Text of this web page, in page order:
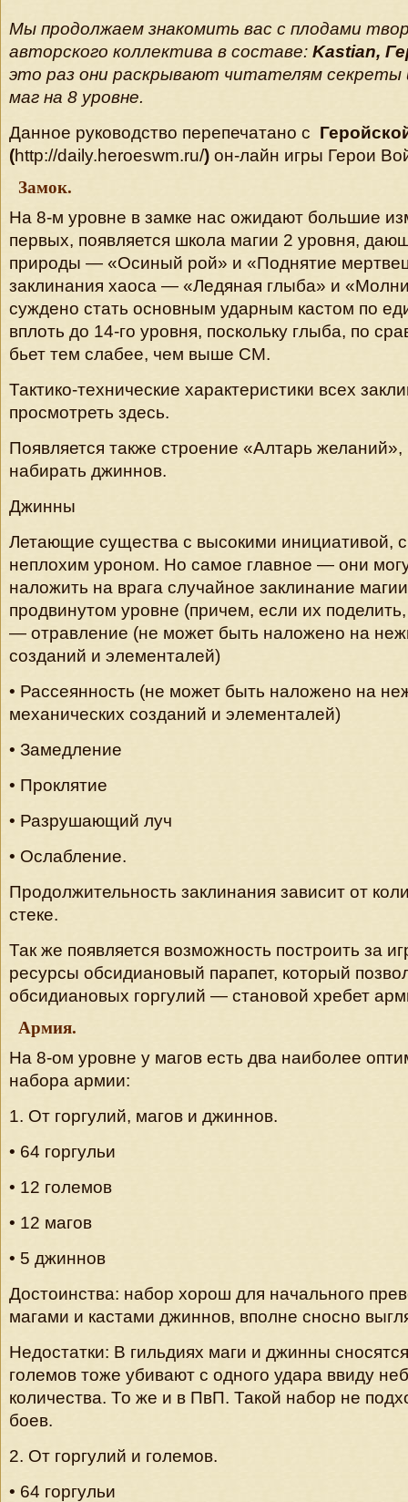
Мы продолжаем знакомить вас с плодами
авторского коллектива в составе: Kastian,
это раз они раскрывают читателям секреты
маг на 8 уровне.
Данное руководство перепечатано с
(http://daily.heroeswm.ru/) он-лайн игры Герои
Замок.
На 8-м уровне в замке нас ожидают большие
первых, появляется школа магии 2 уровня,
природы — «Осиный рой» и «Поднятие
заклинания хаоса — «Ледяная глыба» и
суждено стать основным ударным кастом по
вплоть до 14-го уровня, поскольку глыба, по
бьет тем слабее, чем выше СМ.
Тактико-технические характеристики всех
просмотреть здесь.
Появляется также строение «Алтарь
набирать джиннов.
Джинны
Летающие существа с высокими инициативой,
неплохим уроном. Но самое главное — они
наложить на врага случайное заклинание
продвинутом уровне (причем, если их
— отравление (не может быть наложено на
созданий и элементалей)
• Рассеянность (не может быть наложено на
механических созданий и элементалей)
• Замедление
• Проклятие
• Разрушающий луч
• Ослабление.
Продолжительность заклинания зависит от
стеке.
Так же появляется возможность построить за
ресурсы обсидиановый парапет, который
обсидиановых горгулий — становой хребет
Армия.
На 8-ом уровне у магов есть два наиболее
набора армии:
1. От горгулий, магов и джиннов.
• 64 горгульи
• 12 големов
• 12 магов
• 5 джиннов
Достоинства: набор хорош для начального
магами и кастами джиннов, вполне сносно
Недостатки: В гильдиях маги и джинны
големов тоже убивают с одного удара ввиду
количества. То же и в ПвП. Такой набор не
боев.
2. От горгулий и големов.
• 64 горгульи